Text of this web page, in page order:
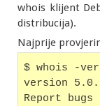
whois klijent
distribucija).
Najprije
$ whois -
version
Report bugs